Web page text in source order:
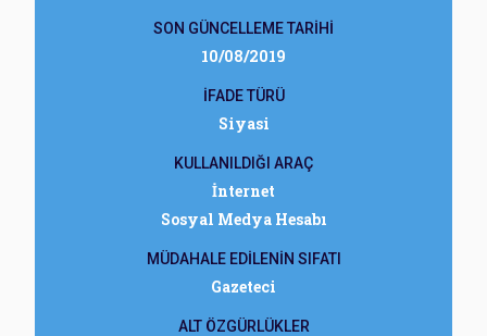
SON GÜNCELLEME TARİHİ
10/08/2019
İFADE TÜRÜ
Siyasi
KULLANILDIĞI ARAÇ
İnternet
Sosyal Medya Hesabı
MÜDAHALE EDİLENİN SIFATI
Gazeteci
ALT ÖZGÜRLÜKLER